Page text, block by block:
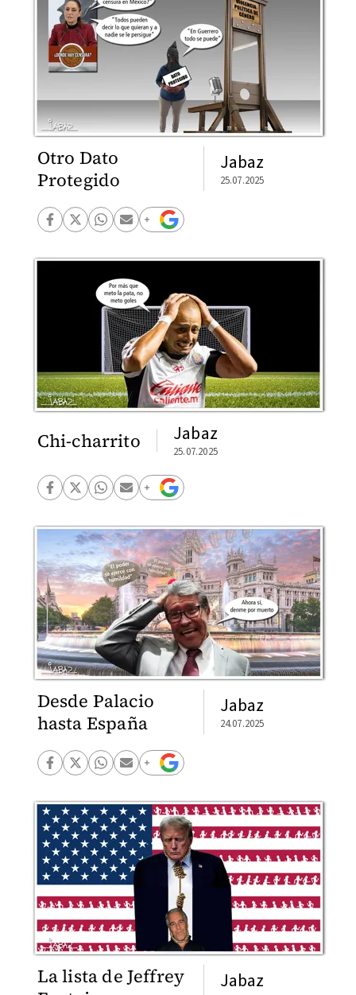
Otro Dato
Protegido
Jabaz
25.07.2025
Chi-charrito Jabaz
25.07.2025
Desde Palacio
hasta España
Jabaz
24.07.2025
La lista de Jeffrey
Jabaz